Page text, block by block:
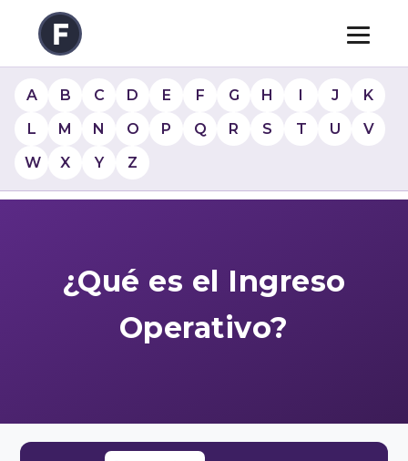
A B C D E F G H I J
K
L
M N O P Q R S T U
V
W
X Y Z
¿Qué es el Ingreso
Operativo?